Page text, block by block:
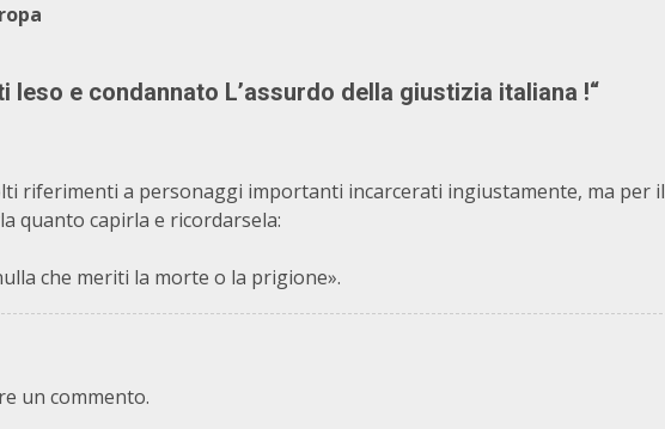
leso e condannato L’assurdo della giustizia italiana !“
riferimenti a personaggi importanti incarcerati ingiustamente, ma per il
quanto capirla e ricordarsela:
che meriti la morte o la prigione».
un commento.